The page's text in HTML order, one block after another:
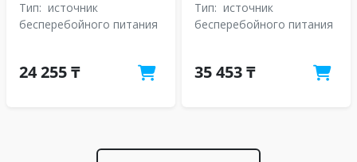
Тип: источник
бесперебойного питания
24 255 ₸
Тип: источник
бесперебойного питания
35 453 ₸